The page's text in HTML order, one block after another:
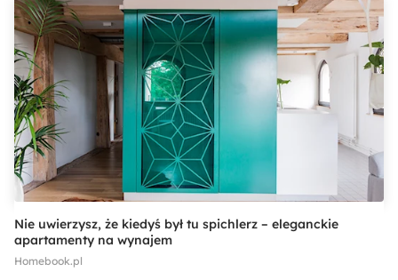
Nie uwierzysz, że kiedyś był tu spichlerz – eleganckie
apartamenty na wynajem
Homebook.pl